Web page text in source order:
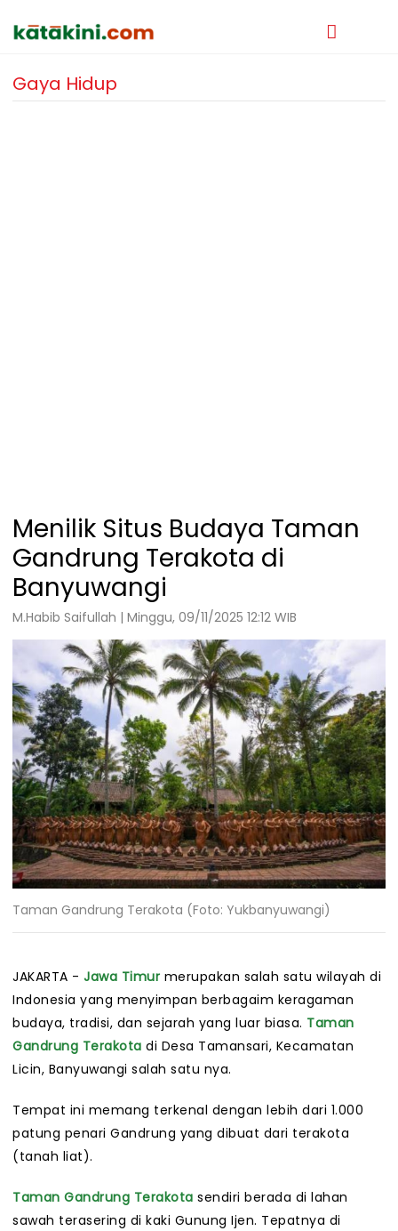
Gaya Hidup
Menilik Situs Budaya Taman
Gandrung Terakota di
Banyuwangi
M.Habib Saifullah | Minggu, 09/11/2025 12:12 WIB
Taman Gandrung Terakota (Foto: Yukbanyuwangi)
JAKARTA - Jawa Timur merupakan salah satu wilayah di
Indonesia yang menyimpan berbagaim keragaman
budaya, tradisi, dan sejarah yang luar biasa. Taman
Gandrung Terakota di Desa Tamansari, Kecamatan
Licin, Banyuwangi salah satu nya.
Tempat ini memang terkenal dengan lebih dari 1.000
patung penari Gandrung yang dibuat dari terakota
(tanah liat).
Taman Gandrung Terakota sendiri berada di lahan
sawah terasering di kaki Gunung Ijen. Tepatnya di